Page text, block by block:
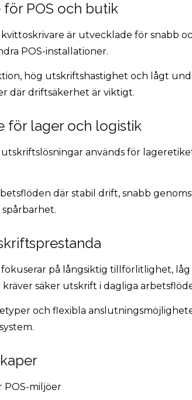
POS och butik
är utvecklade för snabb
POS-installationer.
hög utskriftshastighet och lågt
där driftsäkerhet är viktigt.
för lager och logistik
används för
där stabil drift, snabb
på långsiktig tillförlitlighet,
säker utskrift i dagliga
och flexibla
POS-miljöer